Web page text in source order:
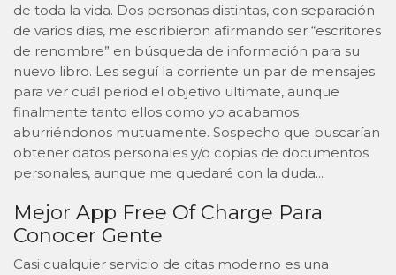
de toda la vida. Dos personas distintas, con separación
de varios días, me escribieron afirmando ser “escritores
de renombre” en búsqueda de información para su
nuevo libro. Les seguí la corriente un par de mensajes
para ver cuál period el objetivo ultimate, aunque
finalmente tanto ellos como yo acabamos
aburriéndonos mutuamente. Sospecho que buscarían
obtener datos personales y/o copias de documentos
personales, aunque me quedaré con la duda…
Mejor App Free Of Charge Para
Conocer Gente
Casi cualquier servicio de citas moderno es una